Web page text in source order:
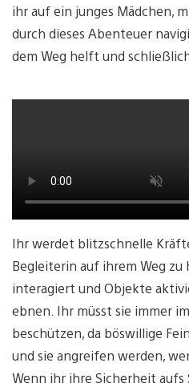
ihr auf ein junges Mädchen,
durch dieses Abenteuer
dem Weg helft und
Ihr werdet blitzschnelle
Begleiterin auf ihrem Weg
interagiert und Objekte
ebnen. Ihr müsst sie immer
beschützen, da böswillige
und sie angreifen werden,
Wenn ihr ihre Sicherheit aufs